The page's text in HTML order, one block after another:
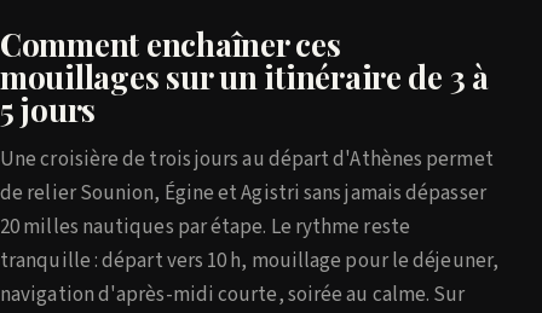
Comment enchaîner ces
mouillages sur un itinéraire de 3 à
5 jours
Une croisière de trois jours au départ d'Athènes permet
de relier Sounion, Égine et Agistri sans jamais dépasser
20 milles nautiques par étape. Le rythme reste
tranquille : départ vers 10 h, mouillage pour le déjeuner,
navigation d'après-midi courte, soirée au calme. Sur